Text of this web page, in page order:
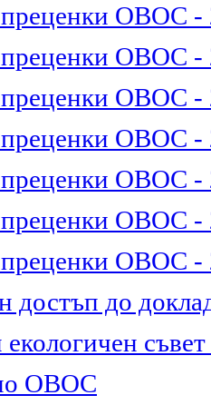
ОВОС -
ОВОС -
ОВОС -
ОВОС -
ОВОС -
ОВОС -
ОВОС -
достъп до
екологичен
ОВОС